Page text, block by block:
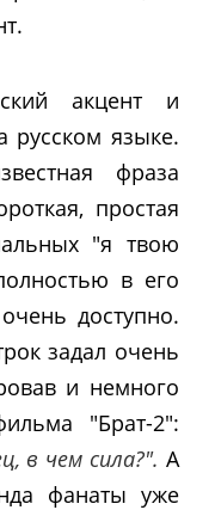
акцент и
русском языке.
фраза
простая
"я твою
в его
доступно.
задал очень
и немного
"Брат-2":
в чем сила?". А
фанаты уже